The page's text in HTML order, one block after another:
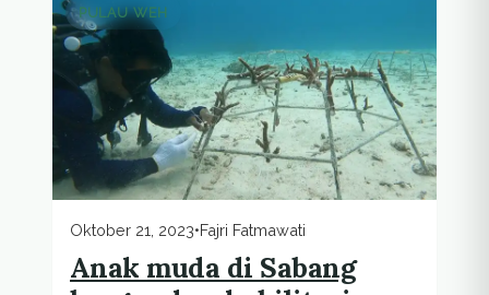
PULAU WEH
Oktober 21, 2023•Fajri Fatmawati
Anak muda di Sabang